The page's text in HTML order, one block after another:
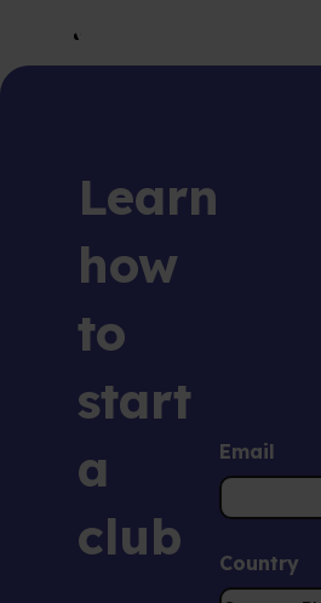
Voir tous les
Learn
how
to
start
a
club
Email
Country